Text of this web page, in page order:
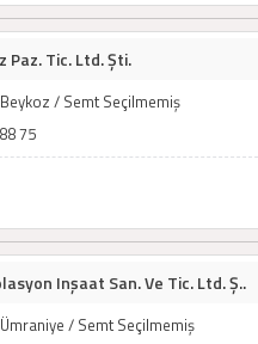
Paz. Tic. Ltd. Şti.
/ Semt Seçilmemiş
75
Inşaat San. Ve Tic. Ltd. Ş..
/ Semt Seçilmemiş